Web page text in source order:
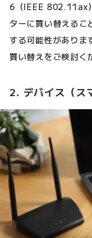
6（IEEE 802.11ax
ターに買い替えるこ
する可能性がありま
買い替えをご検討く
2. デバイス（ス